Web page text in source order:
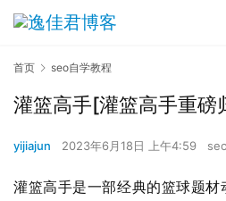
首页 seo自学教程
灌篮高手[灌篮高手重磅
yijiajun 2023年6月18日 上午4:59
灌篮高手是一部经典的篮球题